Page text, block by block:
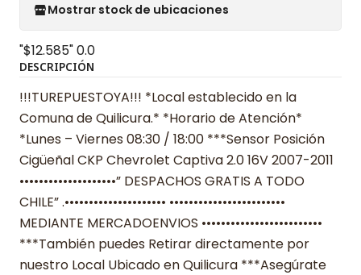
Mostrar stock de ubicaciones
"$12.585"0.0
DESCRIPCIÓN
!!!TUREPUESTOYA!!! *Local establecido en la
Comuna de Quilicura.* *Horario de Atención*
*Lunes – Viernes 08:30 / 18:00 ***Sensor Posición
Cigüeñal CKP Chevrolet Captiva 2.0 16V 2007-2011
••••••••••••••••••••” DESPACHOS GRATIS A TODO
CHILE” .••••••••••••••••••••• ••••••••••••••••••••••••
MEDIANTE MERCADOENVIOS •••••••••••••••••••••••••
***También puedes Retirar directamente por
nuestro Local Ubicado en Quilicura ***Asegúrate